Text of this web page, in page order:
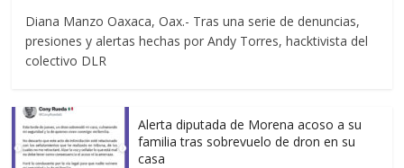
Diana Manzo Oaxaca, Oax.- Tras una serie de denuncias,
presiones y alertas hechas por Andy Torres, hacktivista del
colectivo DLR
Alerta diputada de Morena acoso a su
familia tras sobrevuelo de dron en su
casa